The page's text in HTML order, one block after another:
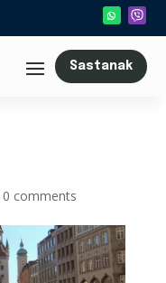
Sastanak
0 comments